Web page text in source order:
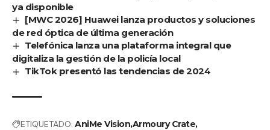
ya disponible
[MWC 2026] Huawei lanza productos y soluciones
de red óptica de última generación
Telefónica lanza una plataforma integral que
digitaliza la gestión de la policía local
TikTok presentó las tendencias de 2024
ETIQUETADO: AniMe VisionArmoury Crate